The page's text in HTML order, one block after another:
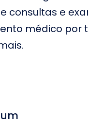
consultas e
médico por